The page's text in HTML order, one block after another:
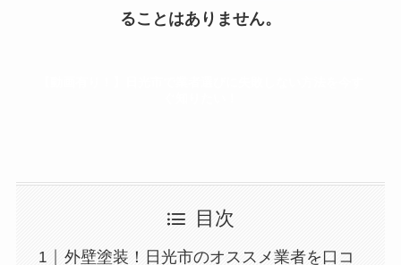
ることはありません。
目次
外壁塗装！日光市のオススメ業者を口コ